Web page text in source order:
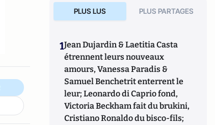
PLUS LUS PLUS PARTAGES
1Jean Dujardin & Laetitia Casta
étrennent leurs nouveaux
amours, Vanessa Paradis &
Samuel Benchetrit enterrent le
leur; Leonardo di Caprio fond,
Victoria Beckham fait du brukini,
Cristiano Ronaldo du bisco-fils;